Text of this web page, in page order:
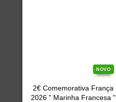
NOVO
2€ Comemorativa França
2026 " Marinha Francesa "